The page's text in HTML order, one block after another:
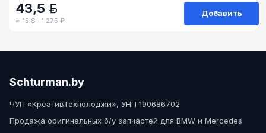
43,5
≈ 15 $ · 1 275 ₽
Добавить
Schturman.by
ЧУП «КреативТехнолоджи», УНП 190686702
Продажа оригинальных б/у запчастей для BMW и Mercedes